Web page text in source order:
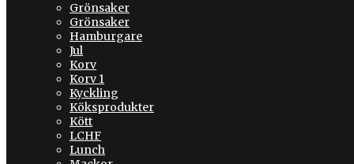
Grönsaker
Grönsaker
Hamburgare
Jul
Korv
Korv 1
Kyckling
Köksprodukter
Kött
LCHF
Lunch